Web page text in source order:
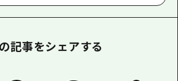
記事をシェアする